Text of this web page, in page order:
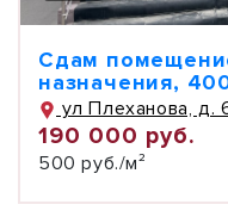
Сдам
назначения,
ул Плеханова, д.
190 000 руб.
500 руб./м²